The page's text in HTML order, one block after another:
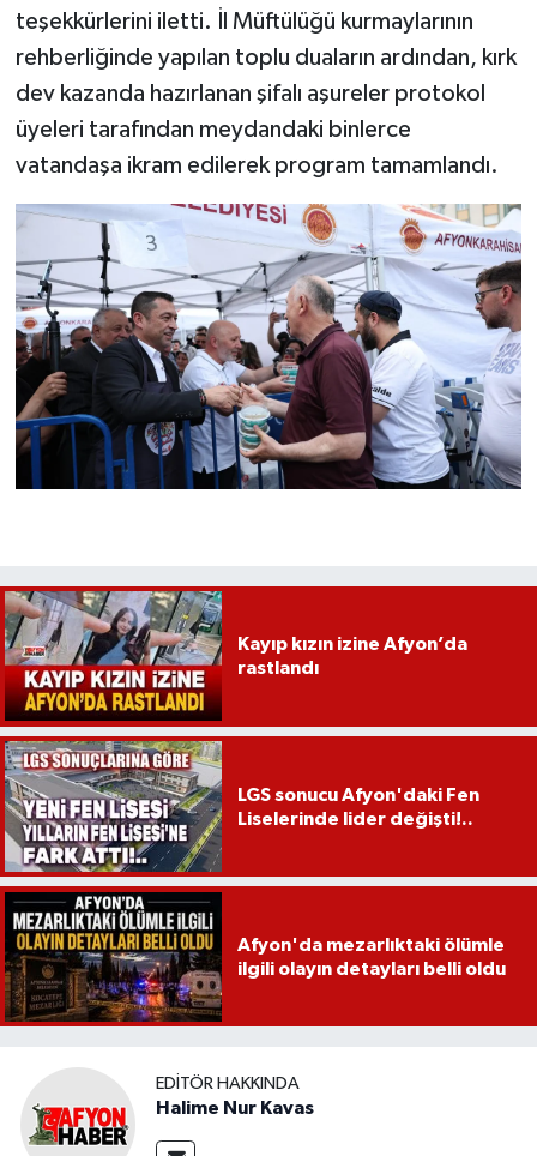
teşekkürlerini iletti. İl Müftülüğü kurmaylarının
rehberliğinde yapılan toplu duaların ardından, kırk
dev kazanda hazırlanan şifalı aşureler protokol
üyeleri tarafından meydandaki binlerce
vatandaşa ikram edilerek program tamamlandı.
Kayıp kızın izine Afyon’da
rastlandı
LGS sonucu Afyon'daki Fen
Liselerinde lider değişti!..
Afyon'da mezarlıktaki ölümle
ilgili olayın detayları belli oldu
EDITÖR HAKKINDA
Halime Nur Kavas